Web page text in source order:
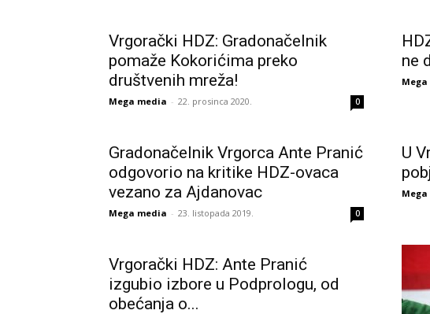
Vrgorački HDZ: Gradonačelnik
pomaže Kokorićima preko
društvenih mreža!
Mega media - 22. prosinca 2020. 0
ne
Gradonačelnik Vrgorca Ante Pranić
odgovorio na kritike HDZ-ovaca
vezano za Ajdanovac
Mega media - 23. listopada 2019. 0
U
Vrgorački HDZ: Ante Pranić
izgubio izbore u Podprologu, od
obećanja o...